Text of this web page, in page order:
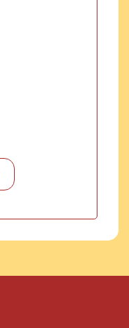
ngũ nhân viên